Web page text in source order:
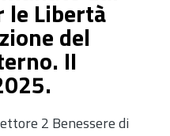
le Libertà
del
II
2 Benessere di